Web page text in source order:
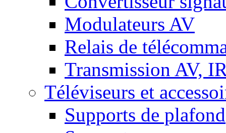
Modulateurs AV
Relais de
Transmission AV,
Téléviseurs et
Supports de plafond